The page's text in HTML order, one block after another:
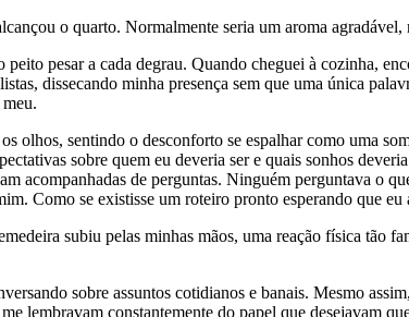
o quarto. Normalmente seria um aroma
peito pesar a cada degrau. Quando cheguei à cozinha,
dissecando minha presença sem que uma única
olhos, sentindo o desconforto se espalhar como uma
sobre quem eu deveria ser e quais sonhos
acompanhadas de perguntas. Ninguém perguntava o
Como se existisse um roteiro pronto esperando que
subiu pelas minhas mãos, uma reação física tão
sobre assuntos cotidianos e banais. Mesmo
lembravam constantemente do papel que desejavam